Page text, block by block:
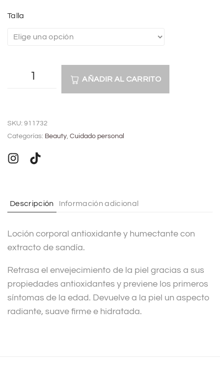
Talla
AÑADIR AL CARRITO
t
r
i
e
:
SKU: 911732
Categorías: Beauty, Cuidado personal
Descripción Información adicional
Loción corporal antioxidante y humectante con
extracto de sandía.
Retrasa el envejecimiento de la piel gracias a sus
propiedades antioxidantes y previene los primeros
síntomas de la edad. Devuelve a la piel un aspecto
radiante, suave firme e hidratada.